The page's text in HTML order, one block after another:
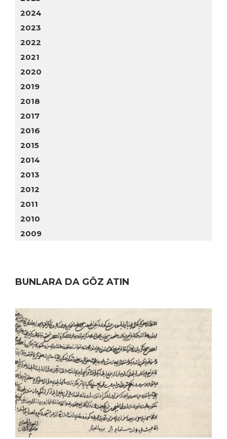
2024
2023
2022
2021
2020
2019
2018
2017
2016
2015
2014
2013
2012
2011
2010
2009
BUNLARA DA GÖZ ATIN